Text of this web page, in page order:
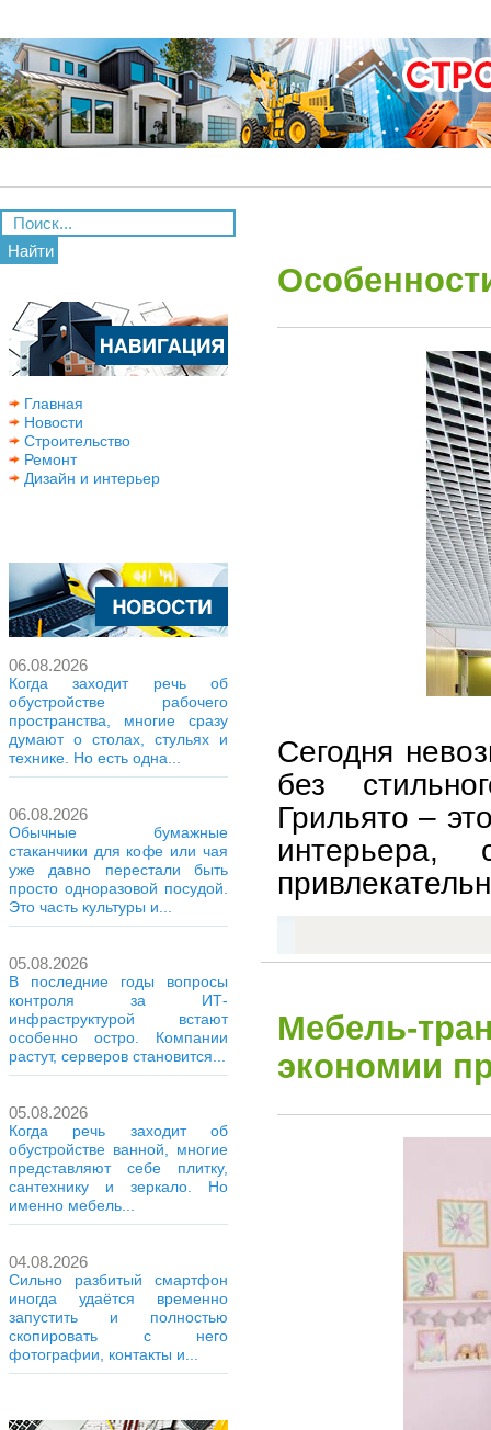
Найти
Главная
Новости
Строительство
Ремонт
Дизайн и интерьер
06.08.2026
Когда заходит речь об
обустройстве рабочего
пространства, многие сразу
думают о столах, стульях и
технике. Но есть одна...
06.08.2026
Обычные бумажные
стаканчики для кофе или чая
уже давно перестали быть
просто одноразовой посудой.
Это часть культуры и...
05.08.2026
В последние годы вопросы
контроля за ИТ-
инфраструктурой встают
особенно остро. Компании
растут, серверов становится...
05.08.2026
Когда речь заходит об
обустройстве ванной, многие
представляют себе плитку,
сантехнику и зеркало. Но
именно мебель...
04.08.2026
Сильно разбитый смартфон
иногда удаётся временно
запустить и полностью
скопировать с него
фотографии, контакты и...
Сегодня
без
Грильято –
интерьера,
Мебель-
экономии